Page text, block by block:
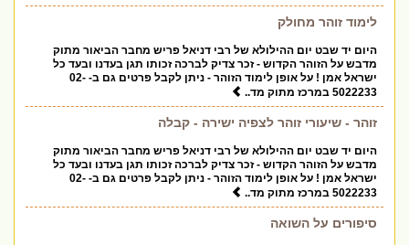
לימוד זוהר מחולק
היום יד שבט יום ההילולא של רבי דניאל פריש מחבר הביאור מתוק
מדבש על הזוהר הקדוש - זכר צדיק לברכה זכותו תגן בעדנו ובעד כל
ישראל אמן ! על אופן לימוד הזוהר - ניתן לקבל פרטים גם ב- 02-
5022233 במרכז מתוק מד..
זוהר - שיעורי זוהר לצפיה ישירה - קבלה
היום יד שבט יום ההילולא של רבי דניאל פריש מחבר הביאור מתוק
מדבש על הזוהר הקדוש - זכר צדיק לברכה זכותו תגן בעדנו ובעד כל
ישראל אמן ! על אופן לימוד הזוהר - ניתן לקבל פרטים גם ב- 02-
5022233 במרכז מתוק מד..
סיפורים על השואה